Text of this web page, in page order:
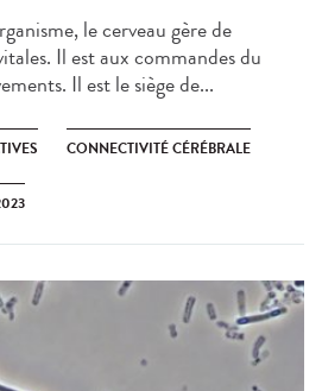
le cerveau gère de
Il est aux commandes du
Il est le siège de...
CONNECTIVITÉ CÉRÉBRALE